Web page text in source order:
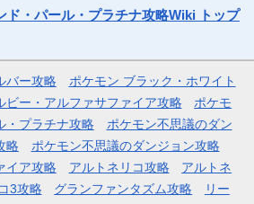
ド・パール・プラチナ攻略Wiki トップ
バー攻略
ポケモン ブラック・ホワイト
ビー・アルファサファイア攻略
ポケモ
・プラチナ攻略
ポケモン不思議のダン
略
ポケモン不思議のダンジョン攻略
イア攻略
アルトネリコ攻略
アルトネ
3攻略 グランファンタズム攻略
リー